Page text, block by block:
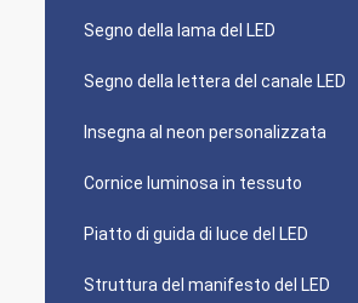
Segno della lama del LED
Segno della lettera del canale LED
Insegna al neon personalizzata
Cornice luminosa in tessuto
Piatto di guida di luce del LED
Struttura del manifesto del LED